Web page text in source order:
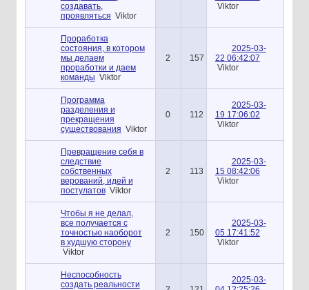
создавать,
проявляться Viktor
Viktor
Проработка
состояния, в котором
мы делаем
проработки и даем
команды Viktor
2 157
2025-03-
22 06:42:07
Viktor
Программа
разделения и
прекращения
существования Viktor
0 112
2025-03-
19 17:06:02
Viktor
Превращение себя в
следствие
собственных
верований, идей и
постулатов Viktor
2 113
2025-03-
15 08:42:06
Viktor
Чтобы я не делал,
все получается с
точностью наоборот
в худшую сторону
Viktor
2 150
2025-03-
05 17:41:52
Viktor
Неспособность
создать реальности
2025-03-